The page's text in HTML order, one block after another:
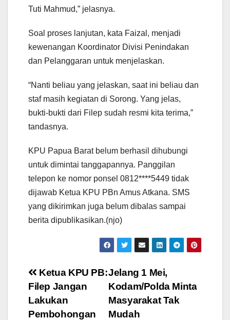
Tuti Mahmud,” jelasnya.
Soal proses lanjutan, kata Faizal, menjadi
kewenangan Koordinator Divisi Penindakan
dan Pelanggaran untuk menjelaskan.
“Nanti beliau yang jelaskan, saat ini beliau dan
staf masih kegiatan di Sorong. Yang jelas,
bukti-bukti dari Filep sudah resmi kita terima,”
tandasnya.
KPU Papua Barat belum berhasil dihubungi
untuk dimintai tanggapannya. Panggilan
telepon ke nomor ponsel 0812****5449 tidak
dijawab Ketua KPU PBn Amus Atkana. SMS
yang dikirimkan juga belum dibalas sampai
berita dipublikasikan.(njo)
Post
navigation
Jelang 1 Mei,
Kodam/Polda Minta
Masyarakat Tak
Mudah
Ketua KPU PB:
Filep Jangan
Lakukan
Pembohongan